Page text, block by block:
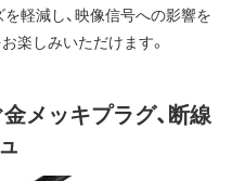
軽減し、映像信号への影響を
楽しみいただけます。
メッキプラグ、断線